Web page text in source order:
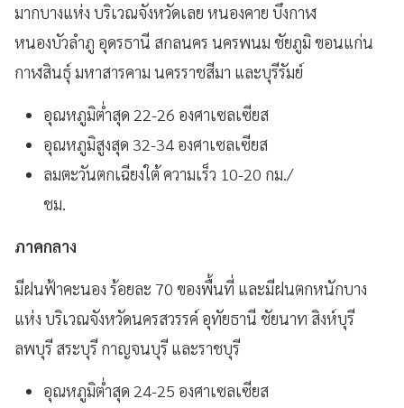
มากบางแห่ง บริเวณจังหวัดเลย หนองคาย บึงกาฬ
หนองบัวลำภู อุดรธานี สกลนคร นครพนม ชัยภูมิ ขอนแก่น
กาฬสินธุ์ มหาสารคาม นครราชสีมา และบุรีรัมย์
อุณหภูมิต่ำสุด 22-26 องศาเซลเซียส
อุณหภูมิสูงสุด 32-34 องศาเซลเซียส
ลมตะวันตกเฉียงใต้ ความเร็ว 10-20 กม./
ชม.
ภาคกลาง
มีฝนฟ้าคะนอง ร้อยละ 70 ของพื้นที่ และมีฝนตกหนักบาง
แห่ง บริเวณจังหวัดนครสวรรค์ อุทัยธานี ชัยนาท สิงห์บุรี
ลพบุรี สระบุรี กาญจนบุรี และราชบุรี
อุณหภูมิต่ำสุด 24-25 องศาเซลเซียส